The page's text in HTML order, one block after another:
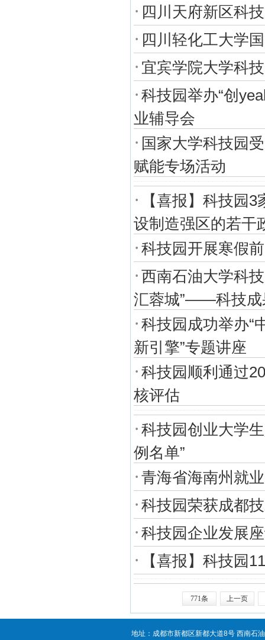
· 四川天府新区科
· 四川轻化工大学
· 宜宾学院大学科
· 科技园举办“创
业辅导会
· 国家大学科技园
赋能专场活动
·
【喜报】科技园
设制造强区的若干
· 科技园开展寒假
· 西南石油大学科
汇蓉城”——科技成
· 科技园成功举办
新引擎”专题讲座
· 科技园顺利通过
核评估
· 科技园创业大学
例名单”
· 青海省海南州就
· 科技园荣获成都
· 科技园企业发展
· 【喜报】科技园
771条 上一页
地址：成都市新都区新都大道8号 西南